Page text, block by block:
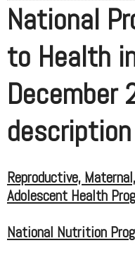
National
to Health
December
Reproductive,
Adolescent Health
National Nutrition